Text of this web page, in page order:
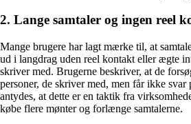
2. Lange samtaler og ingen reel
Mange brugere har lagt mærke til, at
ud i langdrag uden reel kontakt eller ægte
skriver med. Brugerne beskriver, at de
personer, de skriver med, men får ikke svar
antydes, at dette er en taktik fra
købe flere mønter og forlænge samtalerne.